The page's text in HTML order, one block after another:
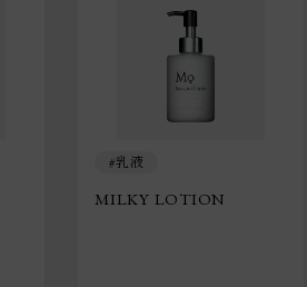
乳液
MILKY LOTION